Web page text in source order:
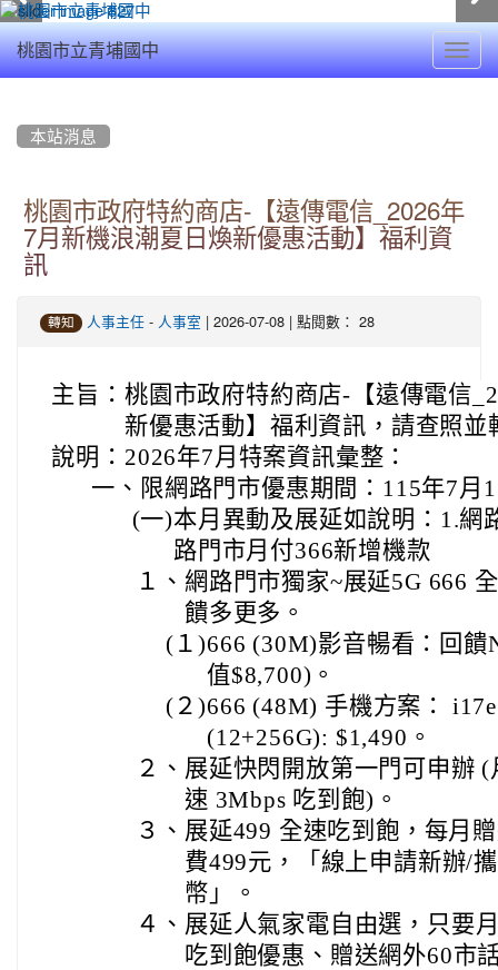
桃園市立青埔國中
本站消息
桃園市政府特約商店-【遠傳電信_2026年
7月新機浪潮夏日煥新優惠活動】福利資
訊
轉知 人事主任 - 人事室 | 2026-07-08 | 點閱數： 28
主旨： 桃園市政府特約商店-【遠傳電信
新優惠活動】福利資訊，請查照
說明： 2026年7月特案資訊彙整：
一、 限網路門市優惠期間：115年7月
(一)本月異動及展延如說明：1.網
路門市月付366新增機款
１、 網路門市獨家~展延5G 666
饋多更多。
(１)666 (30M)影音暢看：回
值$8,700)。
(２)666 (48M) 手機方案：
(12+256G): $1,490。
２、 展延快閃開放第一門可申辦
速 3Mbps 吃到飽)。
３、 展延499 全速吃到飽，每月
費499元，「線上申請新辦/
幣」。
４、 展延人氣家電自由選，只要
吃到飽優惠、贈送網外60市